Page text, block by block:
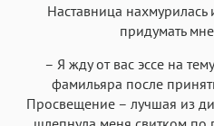
Наставница нахмурилась
придумать
– Я жду от вас эссе на
фамильяра после
Просвещение – лучшая из